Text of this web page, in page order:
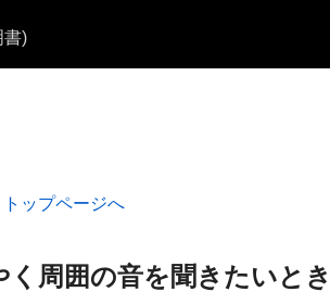
書)
トップページへ
く周囲の音を聞きたいと